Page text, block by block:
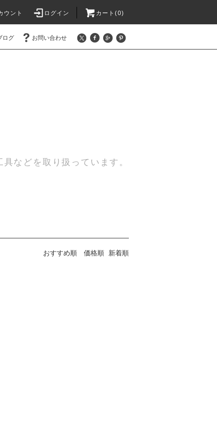
ウント ログイン カート(0)
ログ お問い合わせ
などを取り扱っています。
おすすめ順 価格順 新着順